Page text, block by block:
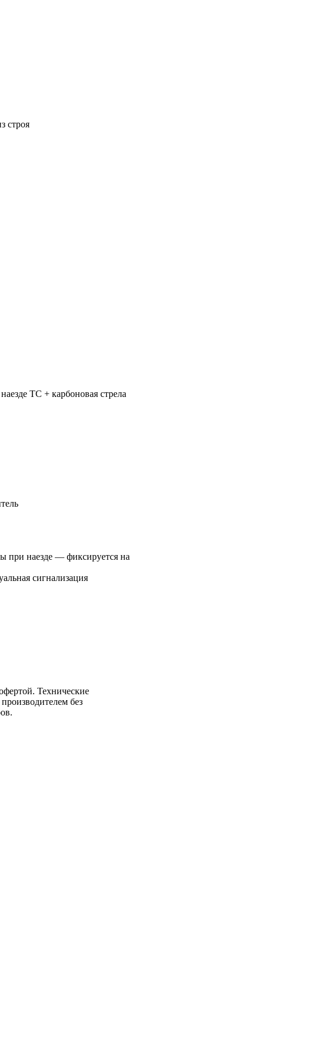
строя
ТС + карбоновая стрела
при наезде — фиксируется на
сигнализация
Технические
без